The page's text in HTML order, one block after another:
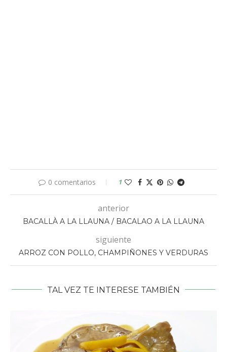
0 comentarios 1
anterior
BACALLÀ A LA LLAUNA / BACALAO A LA LLAUNA
siguiente
ARROZ CON POLLO, CHAMPIÑONES Y VERDURAS
TAL VEZ TE INTERESE TAMBIÉN